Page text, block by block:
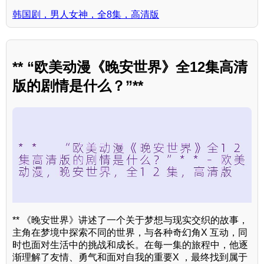
韩国剧，男人女神，全8集，高清版
** “欧美动漫《晚安世界》全12集高清
版的剧情是什么？”**
** 《晚安世界》讲述了一个关于梦想与现实交织的故事，
主角在梦境中探索不同的世界，与各种奇幻角X 互动，同
时也面对生活中的挑战和成长。在每一集的旅程中，他逐
渐理解了友情、勇气和面对自我的重要X ，最终找到属于